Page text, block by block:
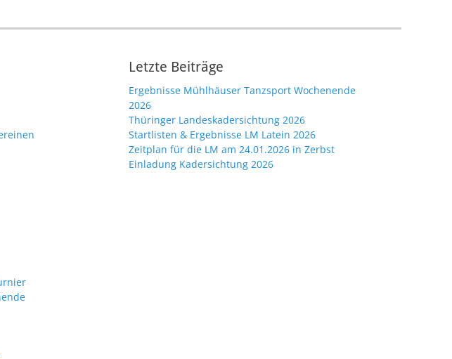
Letzte Beiträge
Ergebnisse Mühlhäuser Tanzsport Wochenende
2026
Thüringer Landeskadersichtung 2026
Startlisten & Ergebnisse LM Latein 2026
Zeitplan für die LM am 24.01.2026 in Zerbst
Einladung Kadersichtung 2026